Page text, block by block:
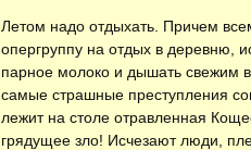
Летом надо отдыхать. Причем
опергруппу на отдых в деревню,
парное молоко и дышать свежим
самые страшные преступления
лежит на столе отравленная
грядущее зло! Исчезают люди,